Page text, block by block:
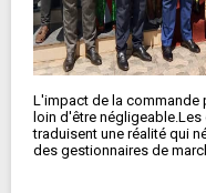
L'impact de la commande
loin d'être
traduisent une réalité qui
des gestionnaires de